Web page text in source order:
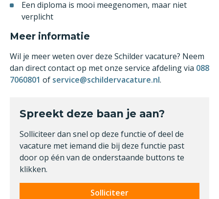
Een diploma is mooi meegenomen, maar niet
verplicht
Meer informatie
Wil je meer weten over deze Schilder vacature? Neem
dan direct contact op met onze service afdeling via 088
7060801 of service@schildervacature.nl.
Spreekt deze baan je aan?
Solliciteer dan snel op deze functie of deel de
vacature met iemand die bij deze functie past
door op één van de onderstaande buttons te
klikken.
Solliciteer